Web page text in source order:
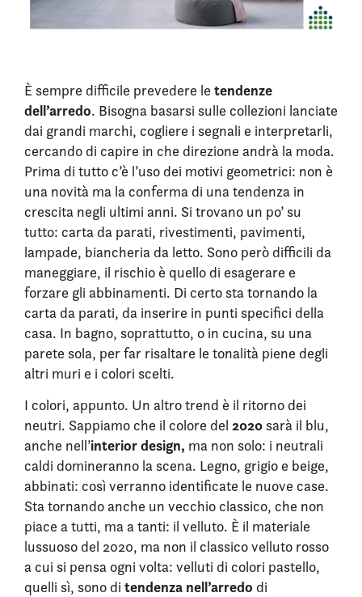
È sempre difficile prevedere le tendenze
dell’arredo. Bisogna basarsi sulle collezioni lanciate
dai grandi marchi, cogliere i segnali e interpretarli,
cercando di capire in che direzione andrà la moda.
Prima di tutto c’è l’uso dei motivi geometrici: non è
una novità ma la conferma di una tendenza in
crescita negli ultimi anni. Si trovano un po’ su
tutto: carta da parati, rivestimenti, pavimenti,
lampade, biancheria da letto. Sono però difficili da
maneggiare, il rischio è quello di esagerare e
forzare gli abbinamenti. Di certo sta tornando la
carta da parati, da inserire in punti specifici della
casa. In bagno, soprattutto, o in cucina, su una
parete sola, per far risaltare le tonalità piene degli
altri muri e i colori scelti.
I colori, appunto. Un altro trend è il ritorno dei
neutri. Sappiamo che il colore del 2020sarà il blu,
anche nell’interior design, ma non solo: i neutrali
caldi domineranno la scena. Legno, grigio e beige,
abbinati: così verranno identificate le nuove case.
Sta tornando anche un vecchio classico, che non
piace a tutti, ma a tanti: il velluto. È il materiale
lussuoso del 2020, ma non il classico velluto rosso
a cui si pensa ogni volta: velluti di colori pastello,
quelli sì, sono di tendenza nell’arredo di